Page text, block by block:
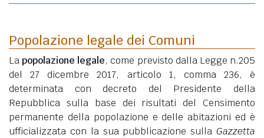
Popolazione legale dei Comuni
Lapopolazione legale, come previsto dalla Legge n.205
del 27 dicembre 2017, articolo 1, comma 236, è
determinata con decreto del Presidente della
Repubblica sulla base dei risultati del Censimento
permanente della popolazione e delle abitazioni ed è
ufficializzata con la sua pubblicazione sulla Gazzetta